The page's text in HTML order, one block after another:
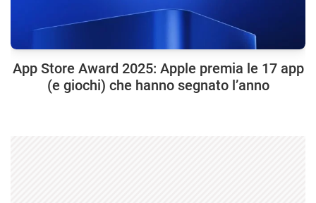
App Store Award 2025: Apple premia le 17 app
(e giochi) che hanno segnato l’anno